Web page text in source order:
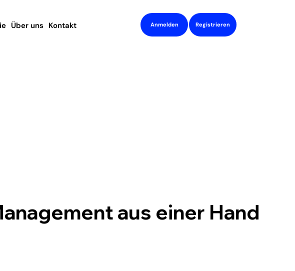
Anmelden Registrieren
Über uns Kontakt
aus einer Hand